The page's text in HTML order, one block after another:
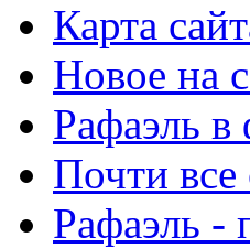
Карта
Новое на
Рафаэль в
Почти все
Рафаэль -